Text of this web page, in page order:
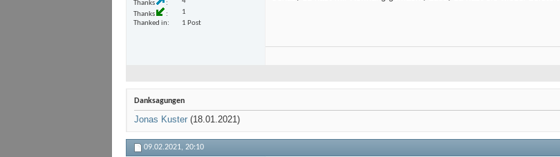
Thanks
Thanks
1
Thanked in
1 Post
Danksagungen
Jonas Kuster (18.01.2021)
09.02.2021, 20:10